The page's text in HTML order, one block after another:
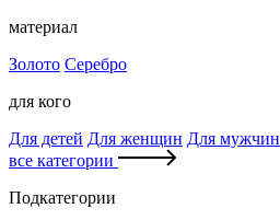
материал
Золото Серебро
для кого
Для детей Для женщин Для мужчин
все категории
Подкатегории